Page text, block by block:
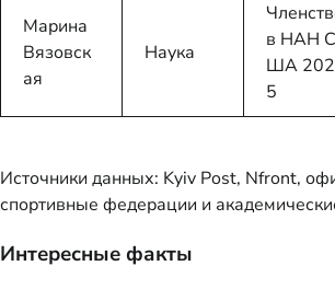
Марина
Вязовск
ая
Наука
в НАН С
ША 202
5
Источники данных: Kyiv Post, Nfront,
спортивные федерации и
Интересные факты